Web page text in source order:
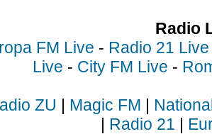
Radio
FM Live - Radio 21 Live
Live - City FM Live -
ZU | Magic FM |
| Radio 21 |